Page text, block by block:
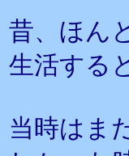
昔、ほん
生活する
当時はま